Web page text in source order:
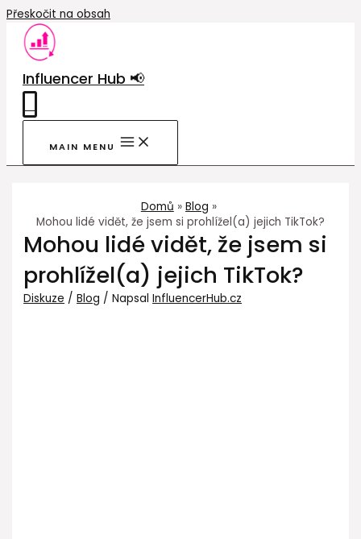
Přeskočit na obsah
Influencer Hub 📢
MAIN MENU
Domů
Blog
Mohou lidé vidět, že jsem si prohlížel(a) jejich TikTok?
Mohou lidé vidět, že jsem si
prohlížel(a) jejich TikTok?
Diskuze /Blog / NapsalInfluencerHub.cz